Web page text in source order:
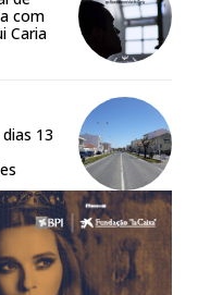
com
Caria
13